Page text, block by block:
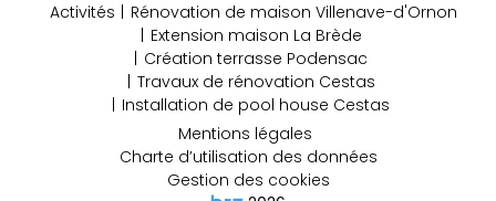
Activités
Rénovation de maison Villenave-d'Ornon
Extension maison La Brède
Création terrasse Podensac
Travaux de rénovation Cestas
Installation de pool house Cestas
Mentions légales
Charte d’utilisation des données
Gestion des cookies